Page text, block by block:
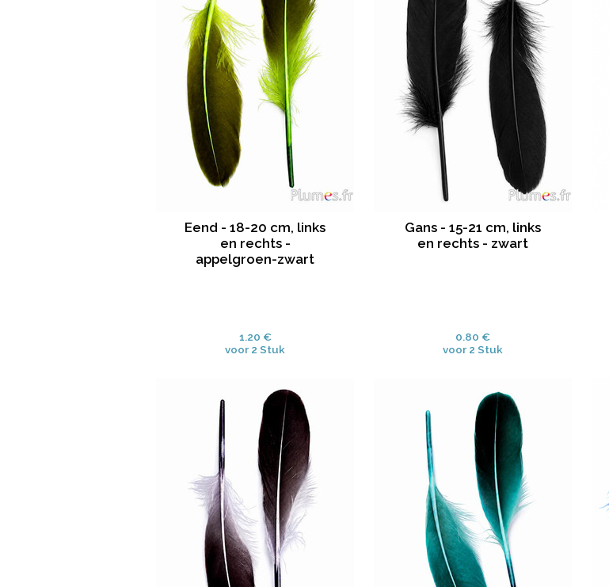
Eend - 18-20 cm, links
en rechts -
appelgroen-zwart
1.20 €
voor 2 Stuk
Gans - 15-21 cm, links
en rechts - zwart
0.80 €
voor 2 Stuk